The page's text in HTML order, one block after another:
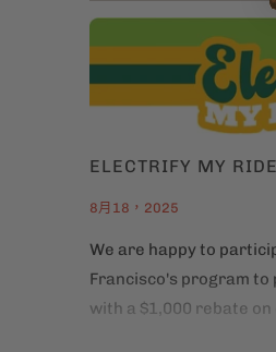
ELECTRIFY MY
8月18，2025
We are happy to
Francisco's program
with a $1,000 rebate